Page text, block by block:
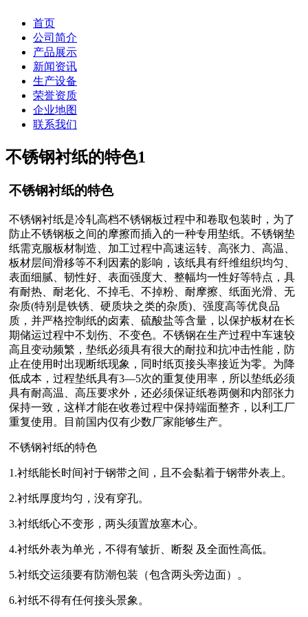
首页
公司简介
产品展示
新闻资讯
生产设备
荣誉资质
企业地图
联系我们
不锈钢衬纸的特色1
不锈钢衬纸的特色
不锈钢衬纸是冷轧高档不锈钢板过程中和卷取包装时，为了
防止不锈钢板之间的摩擦而插入的一种专用垫纸。不锈钢垫
纸需克服板材制造、加工过程中高速运转、高张力、高温、
板材层间滑移等不利因素的影响，该纸具有纤维组织均匀、
表面细腻、韧性好、表面强度大、整幅均一性好等特点，具
有耐热、耐老化、不掉毛、不掉粉、耐摩擦、纸面光滑、无
杂质(特别是铁锈、硬质块之类的杂质)、强度高等优良品
质，并严格控制纸的卤素、硫酸盐等含量，以保护板材在长
期储运过程中不划伤、不变色。不锈钢在生产过程中车速较
高且变动频繁，垫纸必须具有很大的耐拉和抗冲击性能，防
止在使用时出现断纸现象，同时纸页接头率接近为零。为降
低成本，过程垫纸具有3—5次的重复使用率，所以垫纸必须
具有耐高温、高压要求外，还必须保证纸卷两侧和内部张力
保持一致，这样才能在收卷过程中保持端面整齐，以利工厂
重复使用。目前国内仅有少数厂家能够生产。
不锈钢衬纸的特色
1.衬纸能长时间衬于钢带之间，且不会黏着于钢带外表上。
2.衬纸厚度均匀，没有穿孔。
3.衬纸纸心不变形，两头须置放塞木心。
4.衬纸外表为单光，不得有皱折、断裂 及全面性高低。
5.衬纸交运须要有防潮包装（包含两头旁边面）。
6.衬纸不得有任何接头景象。